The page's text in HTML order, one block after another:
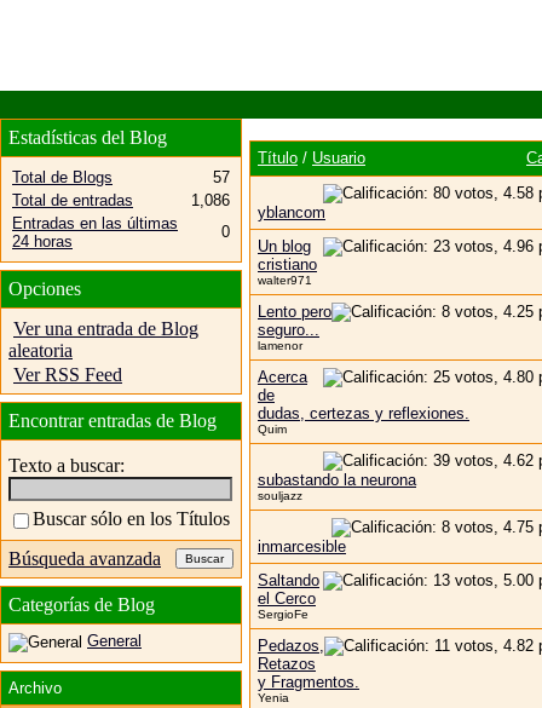
Título / Usuario
yblancom
Un blog
cristiano
walter971
Lento pero
seguro...
lamenor
Acerca
de
dudas, certezas y reflexiones.
Quim
subastando la neurona
souljazz
inmarcesible
Saltando
el Cerco
SergioFe
Pedazos,
Retazos
y Fragmentos.
Yenia
Estadísticas del Blog
Total de Blogs
57
Total de entradas
1,086
Entradas en las últimas
24 horas
0
Opciones
Ver una entrada de Blog
aleatoria
Ver RSS Feed
Encontrar entradas de Blog
Texto a buscar:
Buscar sólo en los Títulos
Búsqueda avanzada
Categorías de Blog
General
Archivo